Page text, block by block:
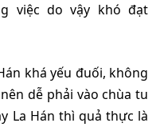
việc do vậy khó đạt
khá yếu đuối, không
dễ phải vào chùa tu
La Hán thì quả thực là